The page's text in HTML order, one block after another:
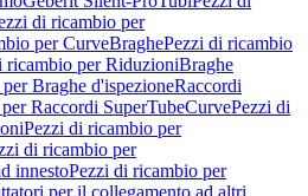
di ricambio per
per CurveBraghePezzi di ricambio
ricambio per RiduzioniBraghe
Braghe d'ispezioneRaccordi
Raccordi SuperTubeCurvePezzi di
Pezzi di ricambio per
di ricambio per
innestoPezzi di ricambio per
per il collegamento ad altri